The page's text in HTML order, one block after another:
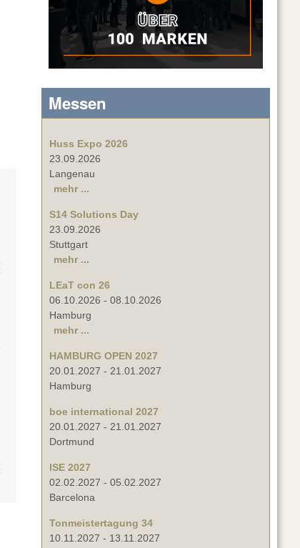
Messen
Huss Expo 2026
23.09.2026
Langenau
mehr ...
S14 Solutions Day
23.09.2026
Stuttgart
mehr ...
LEaT con 26
06.10.2026 - 08.10.2026
Hamburg
mehr ...
HAMBURG OPEN 2027
20.01.2027 - 21.01.2027
Hamburg
boe international 2027
20.01.2027 - 21.01.2027
Dortmund
ISE 2027
02.02.2027 - 05.02.2027
Barcelona
Tonmeistertagung 34
10.11.2027 - 13.11.2027